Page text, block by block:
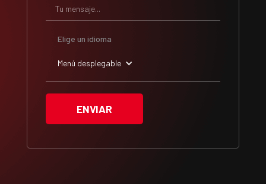
Elige un idioma
Menú desplegable